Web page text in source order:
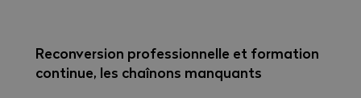
Reconversion professionnelle et formation
continue, les chaînons manquants